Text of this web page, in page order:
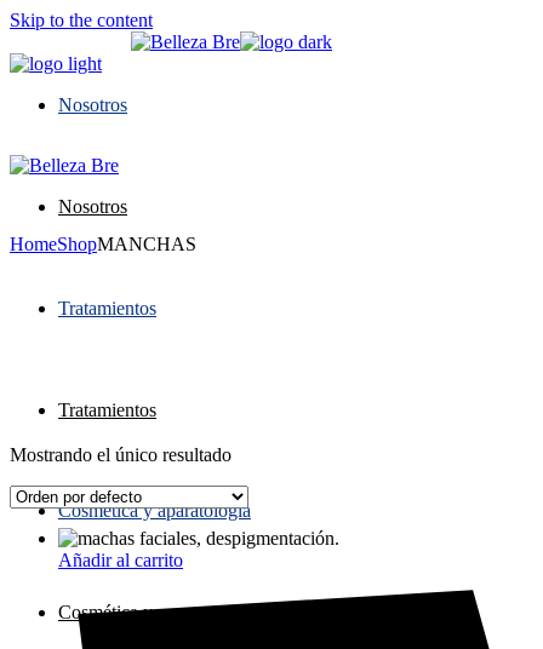
Skip to the content
Nosotros
Tratamientos
Cosmética y aparatología
Nosotros
Tratamientos
Cosmética y aparatología
HomeShopMANCHAS
Mostrando el único resultado
Añadir al carrito